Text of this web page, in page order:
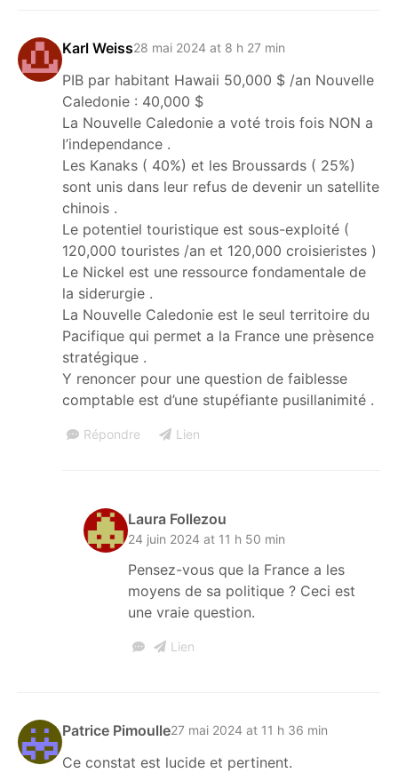
Karl Weiss28 mai 2024 at 8 h 27 min
PIB par habitant Hawaii 50,000 $ /an Nouvelle
Caledonie : 40,000 $
La Nouvelle Caledonie a voté trois fois NON a
l’independance .
Les Kanaks ( 40%) et les Broussards ( 25%)
sont unis dans leur refus de devenir un satellite
chinois .
Le potentiel touristique est sous-exploité (
120,000 touristes /an et 120,000 croisieristes )
Le Nickel est une ressource fondamentale de
la siderurgie .
La Nouvelle Caledonie est le seul territoire du
Pacifique qui permet a la France une prèsence
stratégique .
Y renoncer pour une question de faiblesse
comptable est d’une stupéfiante pusillanimité .
Répondre Lien
Laura Follezou
24 juin 2024 at 11 h 50 min
Pensez-vous que la France a les
moyens de sa politique ? Ceci est
une vraie question.
Lien
Patrice Pimoulle27 mai 2024 at 11 h 36 min
Ce constat est lucide et pertinent.